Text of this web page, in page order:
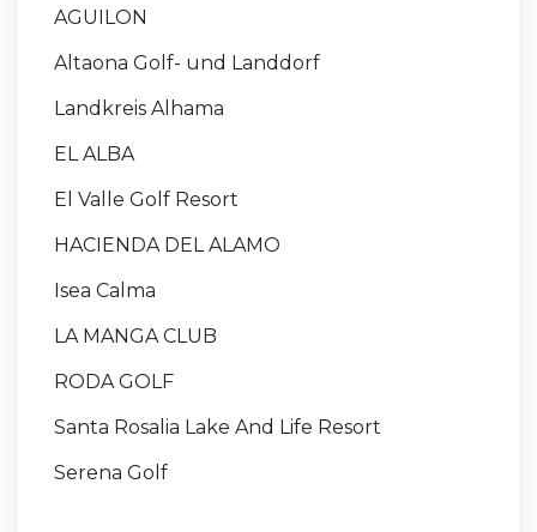
AGUILON
Altaona Golf- und Landdorf
Landkreis Alhama
EL ALBA
El Valle Golf Resort
HACIENDA DEL ALAMO
Isea Calma
LA MANGA CLUB
RODA GOLF
Santa Rosalia Lake And Life Resort
Serena Golf